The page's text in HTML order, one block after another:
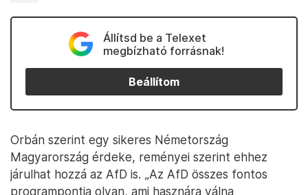
Állítsd be a Telexet
megbízható forrásnak!
Beállítom
Orbán szerint egy sikeres Németország
Magyarország érdeke, reményei szerint ehhez
járulhat hozzá az AfD is. „Az AfD összes fontos
programpontja olyan, ami hasznára válna